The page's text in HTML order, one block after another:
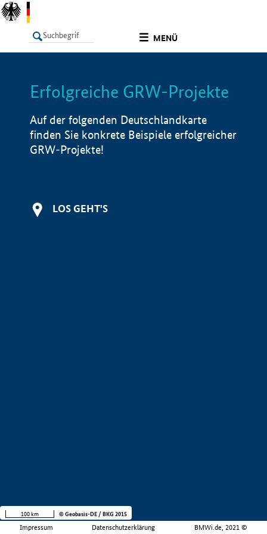
MENÜ
LISTE Info
Erfolgreiche GRW-Projekte
Auf der folgenden Deutschlandkarte
finden Sie konkrete Beispiele erfolgreicher
GRW-Projekte!
LOS GEHT'S
Impressum Datenschutzerklärung BMWi.de, 2021 ©
100 km © Geobasis-DE / BKG 2015